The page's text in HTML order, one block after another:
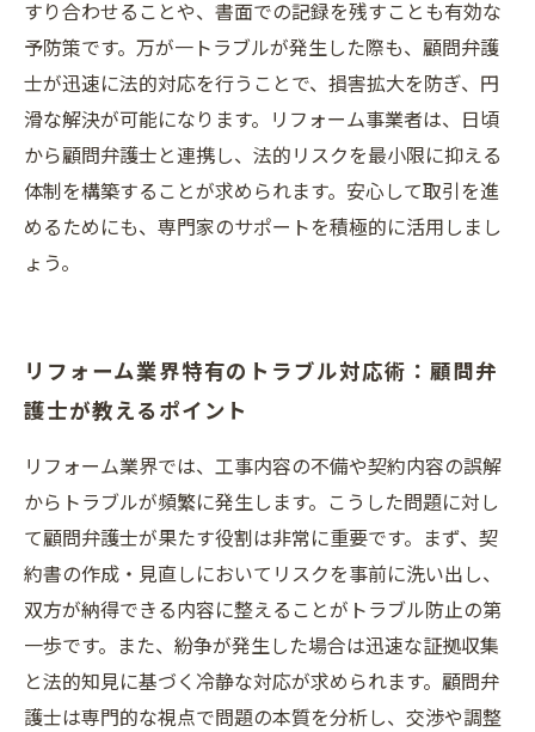
すり合わせることや、書面での記録を残すことも有効な
予防策です。万が一トラブルが発生した際も、顧問弁護
士が迅速に法的対応を行うことで、損害拡大を防ぎ、円
滑な解決が可能になります。リフォーム事業者は、日頃
から顧問弁護士と連携し、法的リスクを最小限に抑える
体制を構築することが求められます。安心して取引を進
めるためにも、専門家のサポートを積極的に活用しまし
ょう。
リフォーム業界特有のトラブル対応術：顧問弁
護士が教えるポイント
リフォーム業界では、工事内容の不備や契約内容の誤解
からトラブルが頻繁に発生します。こうした問題に対し
て顧問弁護士が果たす役割は非常に重要です。まず、契
約書の作成・見直しにおいてリスクを事前に洗い出し、
双方が納得できる内容に整えることがトラブル防止の第
一歩です。また、紛争が発生した場合は迅速な証拠収集
と法的知見に基づく冷静な対応が求められます。顧問弁
護士は専門的な視点で問題の本質を分析し、交渉や調整